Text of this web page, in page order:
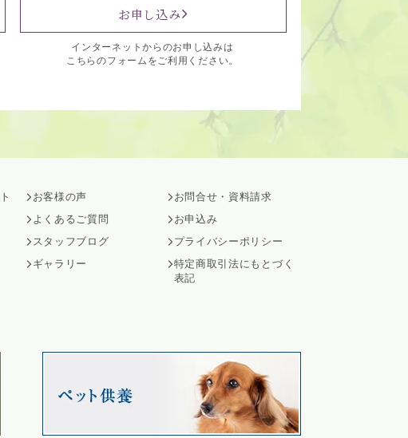
お申し込み
インターネットからのお申し込みは
こちらのフォームをご利用ください。
お客様の声
よくあるご質問
スタッフブログ
ギャラリー
お問合せ・資料請求
お申込み
プライバシーポリシー
特定商取引法にもとづく
表記